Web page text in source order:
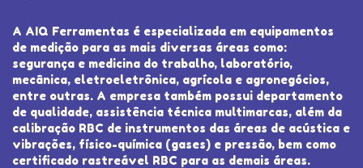
A AIQ Ferramentas é especializada em equipamentos
de medição para as mais diversas áreas como:
segurança e medicina do trabalho, laboratório,
mecânica, eletroeletrônica, agrícola e agronegócios,
entre outras. A empresa também possui departamento
de qualidade, assistência técnica multimarcas, além da
calibração RBC de instrumentos das áreas de acústica e
vibrações, físico-química (gases) e pressão, bem como
certificado rastreável RBC para as demais áreas.